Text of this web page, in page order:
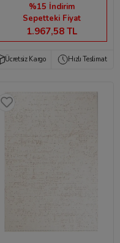
%15 İndirim
Sepetteki Fiyat
1.967,58 TL
Ücretsiz Kargo Hızlı Teslimat